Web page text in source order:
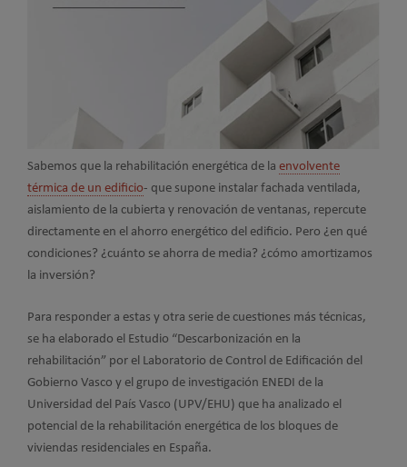
Sabemos que la rehabilitación energética de la envolvente
térmica de un edificio- que supone instalar fachada ventilada,
aislamiento de la cubierta y renovación de ventanas, repercute
directamente en el ahorro energético del edificio. Pero ¿en qué
condiciones? ¿cuánto se ahorra de media? ¿cómo amortizamos
la inversión?
Para responder a estas y otra serie de cuestiones más técnicas,
se ha elaborado el Estudio “Descarbonización en la
rehabilitación” por el Laboratorio de Control de Edificación del
Gobierno Vasco y el grupo de investigación ENEDI de la
Universidad del País Vasco (UPV/EHU) que ha analizado el
potencial de la rehabilitación energética de los bloques de
viviendas residenciales en España.